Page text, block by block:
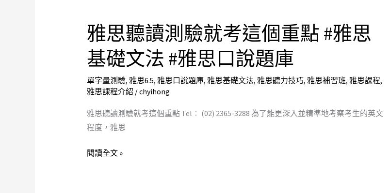
巧
#
單
字
量
測
思
雅思聽讀測驗就考這個重點 #雅思
基礎文法 #雅思口說題庫
單字量測驗, 雅思6.5, 雅思口說題庫, 雅思基礎文法, 雅思聽力技巧, 雅思補習班, 雅思課程,
雅思課程介紹 /chyihong
雅思聽讀測驗就考這個重點 Tel︰ (02) 2365-3288 為了能更深入並精準地考察考生的英文
程度，雅思
雅
思
聽
讀
測
驗
就
考
個
閱讀全文 »